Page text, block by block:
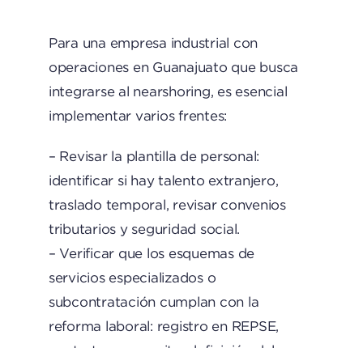
Para una empresa industrial con
operaciones en Guanajuato que busca
integrarse al nearshoring, es esencial
implementar varios frentes:
– Revisar la plantilla de personal:
identificar si hay talento extranjero,
traslado temporal, revisar convenios
tributarios y seguridad social.
– Verificar que los esquemas de
servicios especializados o
subcontratación cumplan con la
reforma laboral: registro en REPSE,